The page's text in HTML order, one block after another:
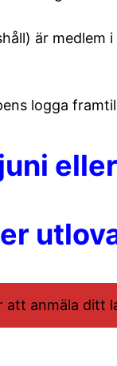
är
logga
att anmäla ditt